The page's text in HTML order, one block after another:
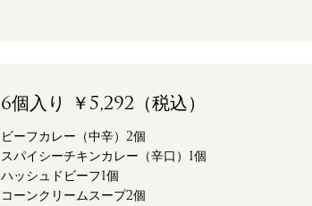
6個入り ￥5,292（税込）
ビーフカレー（中辛）2個
スパイシーチキンカレー（辛口）1個
ハッシュドビーフ1個
コーンクリームスープ2個